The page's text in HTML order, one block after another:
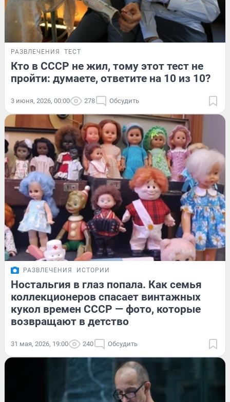
РАЗВЛЕЧЕНИЯ ТЕСТ
Кто в СССР не жил, тому этот тест не
пройти: думаете, ответите на 10 из 10?
3 июня, 2026, 00:00 278 Обсудить
РАЗВЛЕЧЕНИЯ ИСТОРИИ
Ностальгия в глаз попала. Как семья
коллекционеров спасает винтажных
кукол времен СССР — фото, которые
возвращают в детство
31 мая, 2026, 19:00 240 Обсудить